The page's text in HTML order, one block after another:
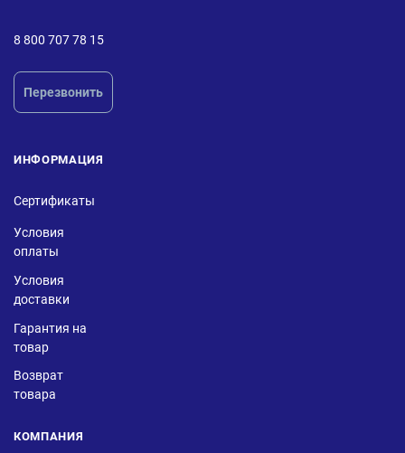
8 800 707 78 15
Перезвонить
ИНФОРМАЦИЯ
Сертификаты
Условия
оплаты
Условия
доставки
Гарантия на
товар
Возврат
товара
КОМПАНИЯ